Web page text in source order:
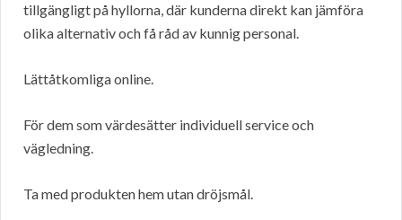
tillgängligt på hyllorna, där kunderna direkt kan jämföra
olika alternativ och få råd av kunnig personal.
Lättåtkomliga online.
För dem som värdesätter individuell service och
vägledning.
Ta med produkten hem utan dröjsmål.